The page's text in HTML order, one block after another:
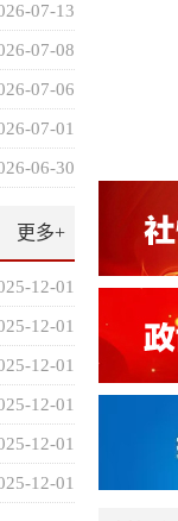
07-13
07-08
07-06
105周年
讲话
07-01
06-30
更多+
12-01
12-01
12-01
12-01
12-01
12-01